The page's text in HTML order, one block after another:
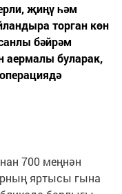
җиңү һәм
торган көн
бәйрәм
аермалы буларак,
700 меңнән
яртысы гына